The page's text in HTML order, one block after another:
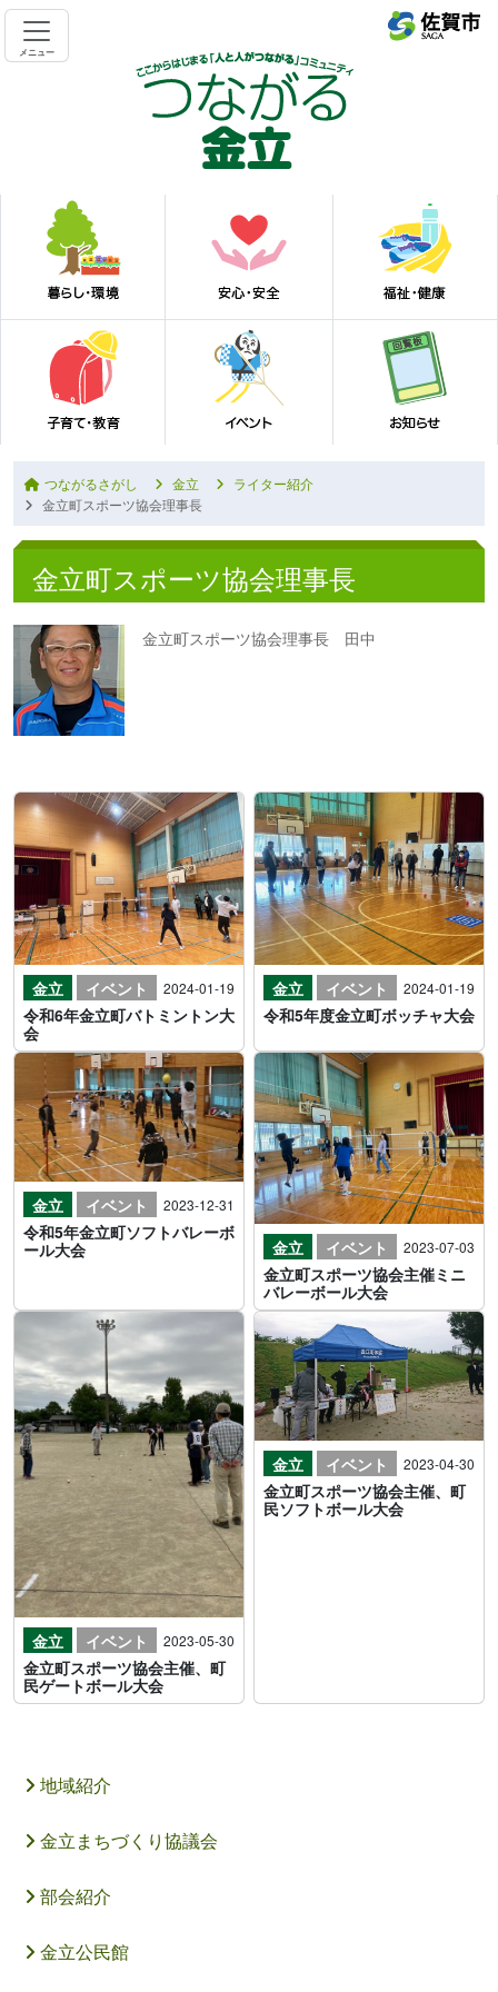
メニュー
つながるさがし 金立
ライター紹介
金立町スポーツ協会理事長
金立町スポーツ協会理事長
金立町スポーツ協会理事長 田中
金立 イベント 2024-01-19
令和6年金立町バトミントン大
会
金立 イベント 2024-01-19
令和5年度金立町ボッチャ大会
金立 イベント 2023-12-31
令和5年金立町ソフトバレーボ
ール大会
金立 イベント 2023-07-03
金立町スポーツ協会主催ミニ
バレーボール大会
金立 イベント 2023-05-30
金立町スポーツ協会主催、町
民ゲートボール大会
金立 イベント 2023-04-30
金立町スポーツ協会主催、町
民ソフトボール大会
地域紹介
金立まちづくり協議会
部会紹介
金立公民館